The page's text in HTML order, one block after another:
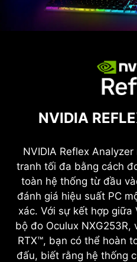
NVIDIA
NVIDIA Reflex
tranh tối đa bằng cách
toàn hệ thống từ đầu
đánh giá hiệu suất PC
xác. Với sự kết hợp giữa
bộ đo Oculux NXG253R,
RTX™, bạn có thể hoàn
đấu, biết rằng hệ thống